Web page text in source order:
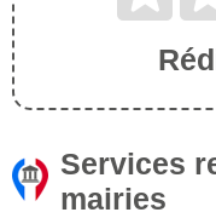
Services
mairies